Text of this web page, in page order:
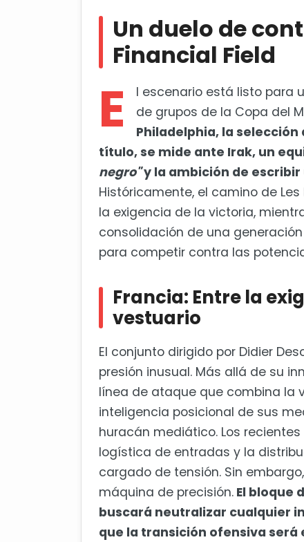
Francia: Entre la exigencia
Irak: El desafío de la disciplina
Pronóstico táctico y claves
Egipto hace historia con su
Un duelo de
Financial Field
E
l escenario está listo para
de grupos de la Copa del
Philadelphia, la
título, se mide ante Irak, un
negro"y la ambición de
Históricamente, el camino de
la exigencia de la victoria,
consolidación de una
para competir contra las
Francia: Entre la
vestuario
El conjunto dirigido por Didier
presión inusual. Más allá de su
línea de ataque que combina la
inteligencia posicional de sus
huracán mediático. Los
logística de entradas y la
cargado de tensión. Sin
máquina de precisión. El bloque
buscará neutralizar cualquier
que la transición ofensiva será